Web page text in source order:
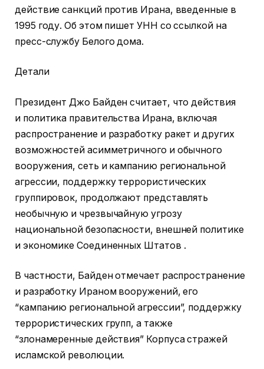
действие санкций против Ирана, введенные в
1995 году. Об этом пишет УНН со ссылкой на
пресс-службу Белого дома.
Детали
Президент Джо Байден считает, что действия
и политика правительства Ирана, включая
распространение и разработку ракет и других
возможностей асимметричного и обычного
вооружения, сеть и кампанию региональной
агрессии, поддержку террористических
группировок, продолжают представлять
необычную и чрезвычайную угрозу
национальной безопасности, внешней политике
и экономике Соединенных Штатов .
В частности, Байден отмечает распространение
и разработку Ираном вооружений, его
“кампанию региональной агрессии”, поддержку
террористических групп, а также
“злонамеренные действия” Корпуса стражей
исламской революции.